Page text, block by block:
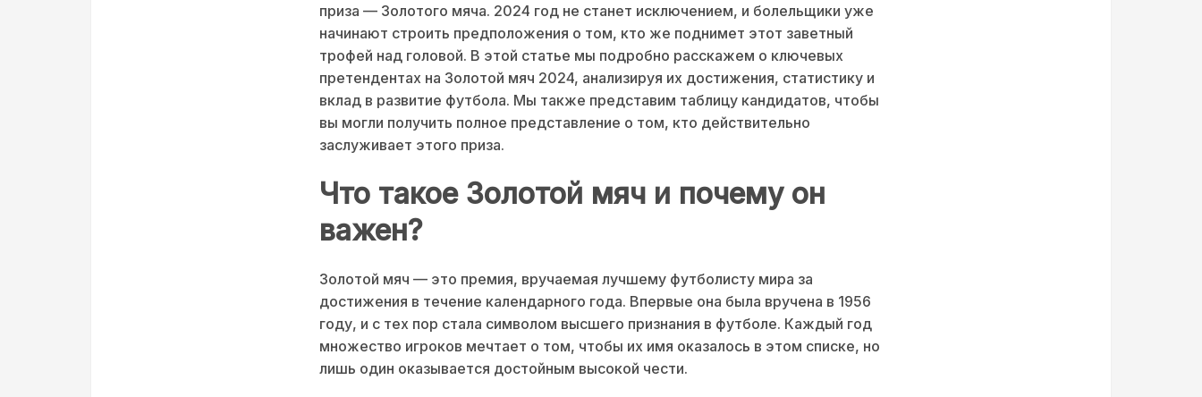
приза — Золотого мяча. 2024 год не станет исключением, и болельщики уже
начинают строить предположения о том, кто же поднимет этот заветный
трофей над головой. В этой статье мы подробно расскажем о ключевых
претендентах на Золотой мяч 2024, анализируя их достижения, статистику и
вклад в развитие футбола. Мы также представим таблицу кандидатов, чтобы
вы могли получить полное представление о том, кто действительно
заслуживает этого приза.
Что такое Золотой мяч и почему он
важен?
Золотой мяч — это премия, вручаемая лучшему футболисту мира за
достижения в течение календарного года. Впервые она была вручена в 1956
году, и с тех пор стала символом высшего признания в футболе. Каждый год
множество игроков мечтает о том, чтобы их имя оказалось в этом списке, но
лишь один оказывается достойным высокой чести.